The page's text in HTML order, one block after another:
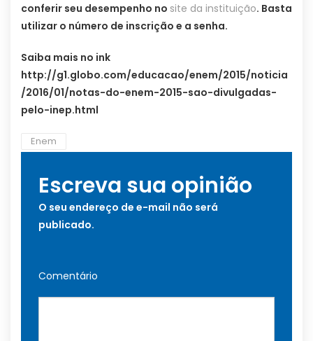
conferir seu desempenho no site da instituição. Basta
utilizar o número de inscrição e a senha.
Saiba mais no ink
http://g1.globo.com/educacao/enem/2015/noticia
/2016/01/notas-do-enem-2015-sao-divulgadas-
pelo-inep.html
Enem
Escreva sua opinião
O seu endereço de e-mail não será
publicado.
Comentário